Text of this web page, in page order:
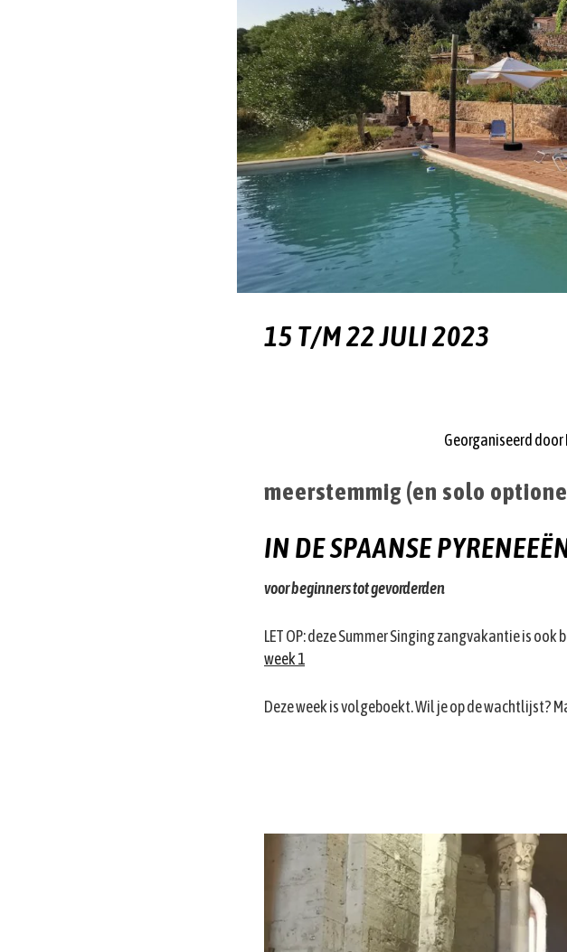
15 T/M 22 JULI 2023
Georganiseerd
meerstemmig (en solo
IN DE SPAANSE
voor beginners tot gevorderden
LET OP: deze Summer Singing zangvakantie is ook
week 1
Deze week is volgeboekt. Wil je op de wachtlijst?